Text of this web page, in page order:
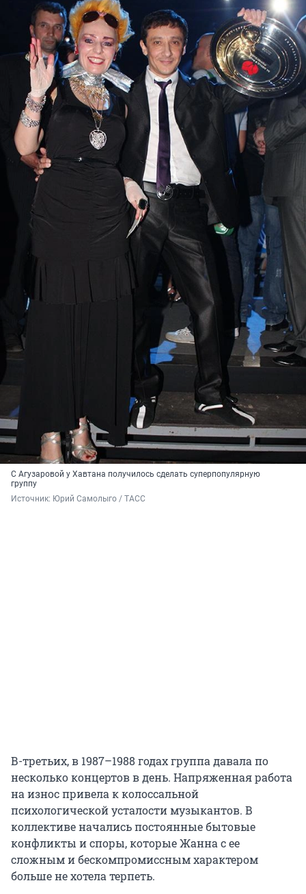
С Агузаровой у Хавтана получилось сделать суперпопулярную
группу
Источник: Юрий Самолыго / ТАСС
В-третьих, в 1987–1988 годах группа давала по
несколько концертов в день. Напряженная работа
на износ привела к колоссальной
психологической усталости музыкантов. В
коллективе начались постоянные бытовые
конфликты и споры, которые Жанна с ее
сложным и бескомпромиссным характером
больше не хотела терпеть.